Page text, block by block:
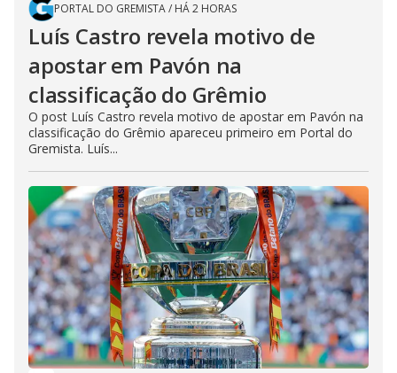
PORTAL DO GREMISTA/ HÁ 2 HORAS
Luís Castro revela motivo de
apostar em Pavón na
classificação do Grêmio
O post Luís Castro revela motivo de apostar em Pavón na
classificação do Grêmio apareceu primeiro em Portal do
Gremista. Luís...